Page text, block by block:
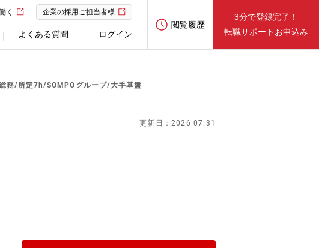
く 企業の採用ご担当者様
よくある質問 ログイン
閲覧履歴
3分で登録完了！
転職サポートお申込み
務/所定7h/SOMPOグループ/大手基盤
更新日：2026.07.31